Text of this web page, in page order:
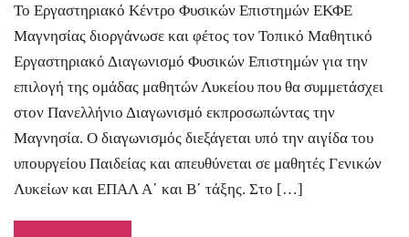
Το Εργαστηριακό Κέντρο Φυσικών Επιστημών ΕΚΦΕ
Μαγνησίας διοργάνωσε και φέτος τον Τοπικό Μαθητικό
Εργαστηριακό Διαγωνισμό Φυσικών Επιστημών για την
επιλογή της ομάδας μαθητών Λυκείου που θα συμμετάσχει
στον Πανελλήνιο Διαγωνισμό εκπροσωπώντας την
Μαγνησία. Ο διαγωνισμός διεξάγεται υπό την αιγίδα του
υπουργείου Παιδείας και απευθύνεται σε μαθητές Γενικών
Λυκείων και ΕΠΑΛ Α΄ και Β΄ τάξης. Στο […]